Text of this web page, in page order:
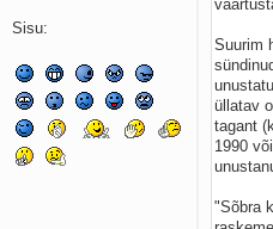
Perekondlik
Kassimäng
Läänemere lained
Üle müüri
Valgusemaastikud
Kaks pihtimust
Sisu: